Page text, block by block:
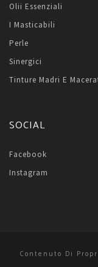
Olii Essenziali
I Masticabili
Perle
Sinergici
Tinture Madri E
SOCIAL
Facebook
Instagram
Contenuto Di